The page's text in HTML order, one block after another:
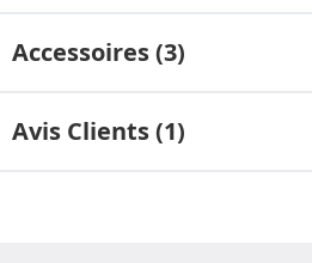
Accessoires (3)
Avis Clients (1)